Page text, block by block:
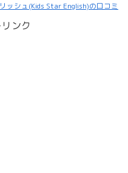
ッシュ(Kids Star English)の口コミ
ンク